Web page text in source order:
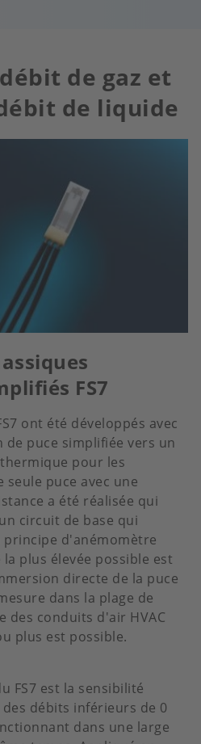
de gaz et
de liquide
FS7
ont été développés avec
puce simplifiée vers un
pour les
seule puce avec une
a été réalisée qui
circuit de base qui
d'anémomètre
plus élevée possible est
directe de la puce
dans la plage de
des conduits d'air HVAC
plus est possible.
FS7 est la sensibilité
débits inférieurs de 0
dans une large